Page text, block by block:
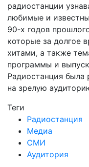
радиостанции
любимые и
90-х годов
которые за долгое
хитами, а также
программы и
Радиостанция была
на зрелую
Теги
Радиостанция
Медиа
СМИ
Аудитория